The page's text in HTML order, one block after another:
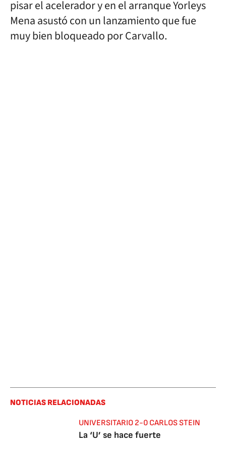
pisar el acelerador y en el arranque Yorleys
Mena asustó con un lanzamiento que fue
muy bien bloqueado por Carvallo.
NOTICIAS RELACIONADAS
UNIVERSITARIO 2-0 CARLOS STEIN
La ‘U’ se hace fuerte